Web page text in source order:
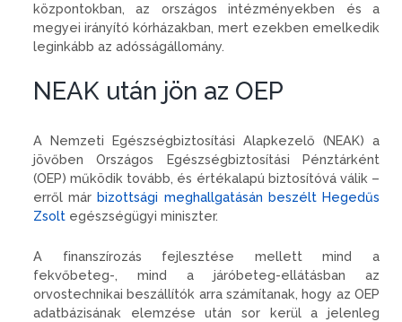
központokban, az országos intézményekben és a
megyei irányító kórházakban, mert ezekben emelkedik
leginkább az adósságállomány.
NEAK után jön az OEP
A Nemzeti Egészségbiztosítási Alapkezelő (NEAK) a
jövőben Országos Egészségbiztosítási Pénztárként
(OEP) működik tovább, és értékalapú biztosítóvá válik –
erről márbizottsági meghallgatásán beszélt Hegedűs
Zsolt egészségügyi miniszter.
A finanszírozás fejlesztése mellett mind a
fekvőbeteg-, mind a járóbeteg-ellátásban az
orvostechnikai beszállítók arra számítanak, hogy az OEP
adatbázisának elemzése után sor kerül a jelenleg